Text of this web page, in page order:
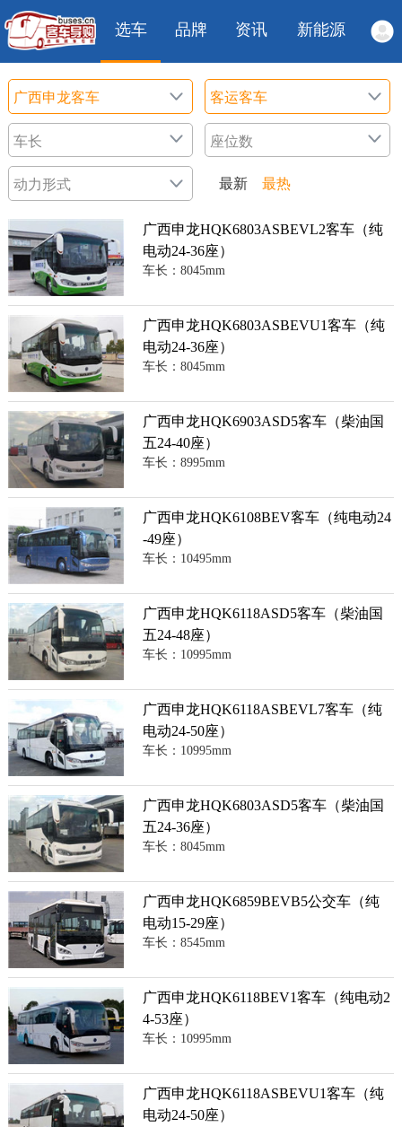
选车 品牌 资讯 新能源
最新 最热
广西申龙HQK6803ASBEVL2客车（纯
电动24-36座）
车长：8045mm
广西申龙HQK6803ASBEVU1客车（纯
电动24-36座）
车长：8045mm
广西申龙HQK6903ASD5客车（柴油国
五24-40座）
车长：8995mm
广西申龙HQK6108BEV客车（纯电动24
-49座）
车长：10495mm
广西申龙HQK6118ASD5客车（柴油国
五24-48座）
车长：10995mm
广西申龙HQK6118ASBEVL7客车（纯
电动24-50座）
车长：10995mm
广西申龙HQK6803ASD5客车（柴油国
五24-36座）
车长：8045mm
广西申龙HQK6859BEVB5公交车（纯
电动15-29座）
车长：8545mm
广西申龙HQK6118BEV1客车（纯电动2
4-53座）
车长：10995mm
广西申龙HQK6118ASBEVU1客车（纯
电动24-50座）